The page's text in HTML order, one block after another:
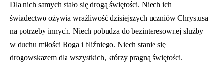
Dla nich samych stało się drogą świętości. Niech ich
świadectwo ożywia wrażliwość dzisiejszych uczniów Chrystusa
na potrzeby innych. Niech pobudza do bezinteresownej służby
w duchu miłości Boga i bliźniego. Niech stanie się
drogowskazem dla wszystkich, którzy pragną świętości.